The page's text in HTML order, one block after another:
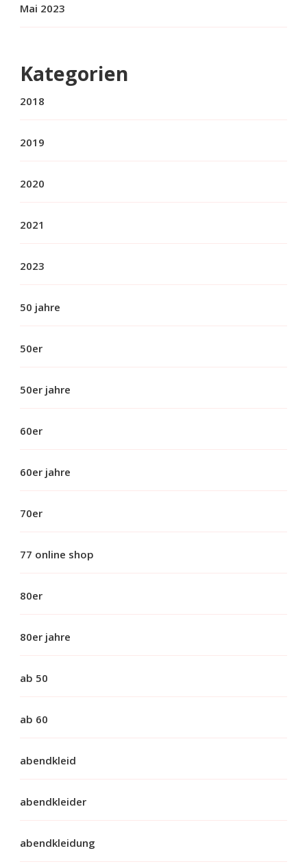
Mai 2023
Kategorien
2018
2019
2020
2021
2023
50 jahre
50er
50er jahre
60er
60er jahre
70er
77 online shop
80er
80er jahre
ab 50
ab 60
abendkleid
abendkleider
abendkleidung